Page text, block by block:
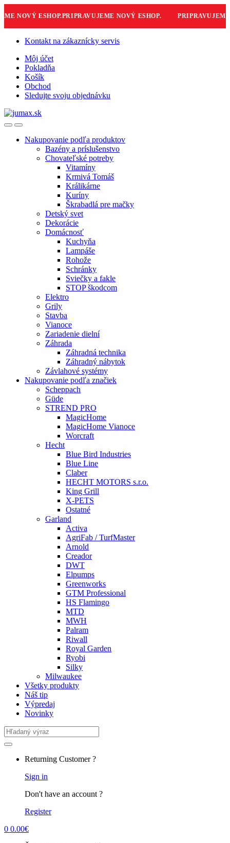
NOVÝ ESHOP.PRIPRAVUJEME NOVÝ ESHOP. PRIPRAVUJEME
Skip
navigation
Skip
content
Kontakt na zákaznícky servis
Môj účet
Pokladňa
Košík
Obchod
Sledujte svoju objednávku
Nakupovanie podľa produktov
Bazény a príslušenstvo
Chovateľské potreby
Vitamíny
Krmivá Tomáš
Králikárne
Kuríny
Škrabadlá pre mačky
Detský svet
Dekorácie
Domácnosť
Kuchyňa
Lampáše
Rohože
Schránky
Sviečky a fakle
STOP škodcom
Elektro
Grily
Stavba
Vianoce
Zariadenie dielní
Záhrada
Záhradná technika
Záhradný nábytok
Závlahové systémy
Nakupovanie podľa značiek
Scheppach
Güde
STREND PRO
MagicHome
MagicHome Vianoce
Worcraft
Hecht
Blue Bird Industries
Blue Line
Claber
HECHT MOTORS s.r.o.
King Grill
X-PETS
Ostatné
Garland
Activa
AgriFab / TurfMaster
Arnold
Creador
DWT
Elpumps
Greenworks
GTM Professional
HS Flamingo
MTD
MWH
Palram
Riwall
Royal Garden
Ryobi
Silky
Milwaukee
Všetky produkty
Náš tip
Výpredaj
Novinky
Search
for:
Returning Customer ?
Sign in
Don't have an account ?
Register
0 0.00€